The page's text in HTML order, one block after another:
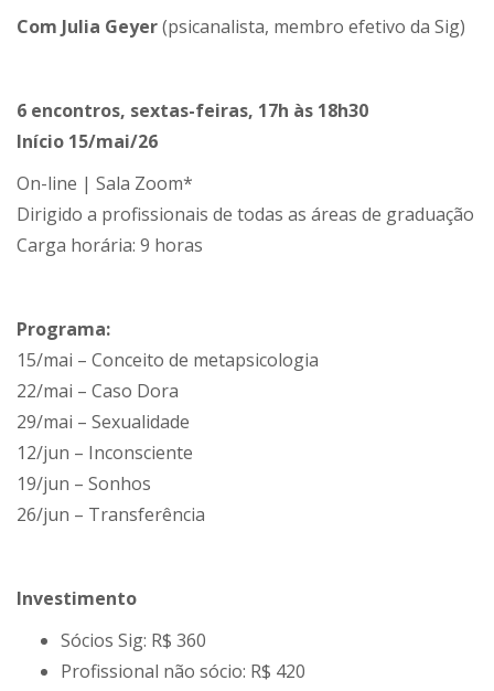
Com Julia Geyer(psicanalista, membro efetivo da Sig)
6 encontros, sextas-feiras, 17h às 18h30
Início 15/mai/26
On-line | Sala Zoom*
Dirigido a profissionais de todas as áreas de graduação
Carga horária: 9 horas
Programa:
15/mai – Conceito de metapsicologia
22/mai – Caso Dora
29/mai – Sexualidade
12/jun – Inconsciente
19/jun – Sonhos
26/jun – Transferência
Investimento
Sócios Sig: R$ 360
Profissional não sócio: R$ 420